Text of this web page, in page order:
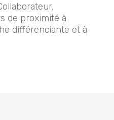
de proximité à
différenciante et à